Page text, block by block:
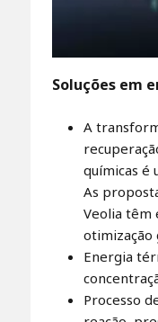
Soluções em
A
químicas é
As
Veolia têm
otimização
Energia
Processo